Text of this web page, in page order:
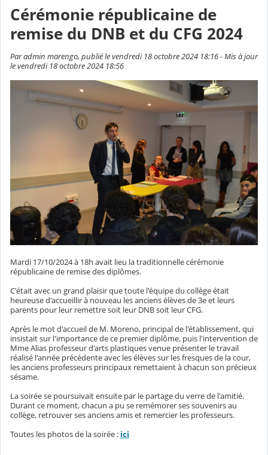
Cérémonie républicaine de
remise du DNB et du CFG 2024
Par admin marengo, publié le vendredi 18 octobre 2024 18:16 - Mis à jour
le vendredi 18 octobre 2024 18:56
Mardi 17/10/2024 à 18h avait lieu la traditionnelle cérémonie
républicaine de remise des diplômes.
C'était avec un grand plaisir que toute l'équipe du collège était
heureuse d'accueillir à nouveau les anciens élèves de 3e et leurs
parents pour leur remettre soit leur DNB soit leur CFG.
Après le mot d'accueil de M. Moreno, principal de l'établissement, qui
insistait sur l'importance de ce premier diplôme, puis l'intervention de
Mme Alias professeur d'arts plastiques venue présenter le travail
réalisé l'année précédente avec les élèves sur les fresques de la cour,
les anciens professeurs principaux remettaient à chacun son précieux
sésame.
La soirée se poursuivait ensuite par le partage du verre de l'amitié.
Durant ce moment, chacun a pu se remémorer ses souvenirs au
collège, retrouver ses anciens amis et remercier les professeurs.
Toutes les photos de la soirée : ici